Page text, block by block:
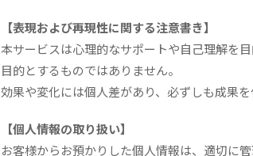
【表現および再現性に関する注意書き】
本サービスは心理的なサポートや自己理解を
目的とするものではありません。
効果や変化には個人差があり、必ずしも成果
【個人情報の取り扱い】
お客様からお預かりした個人情報は、適切に